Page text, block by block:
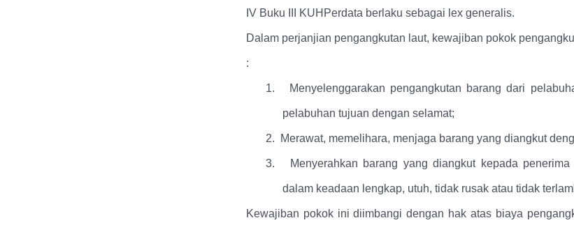
IV Buku III KUHPerdata berlaku sebagai lex generalis.
Dalam perjanjian pengangkutan laut, kewajiban pokok
:
1. Menyelenggarakan pengangkutan barang dari
pelabuhan tujuan dengan selamat;
2. Merawat, memelihara, menjaga barang yang diangkut
3. Menyerahkan barang yang diangkut kepada
dalam keadaan lengkap, utuh, tidak rusak atau tidak
Kewajiban pokok ini diimbangi dengan hak atas biaya